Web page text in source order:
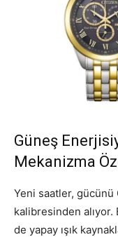
Güneş
Mekanizma
Yeni saatler, gücünü
kalibresinden
de yapay ışık